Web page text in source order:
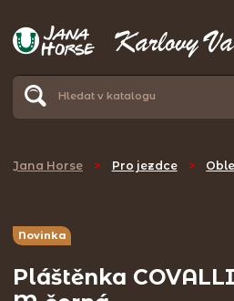
Jana Horse > Pro jezdce >
Novinka
Pláštěnka